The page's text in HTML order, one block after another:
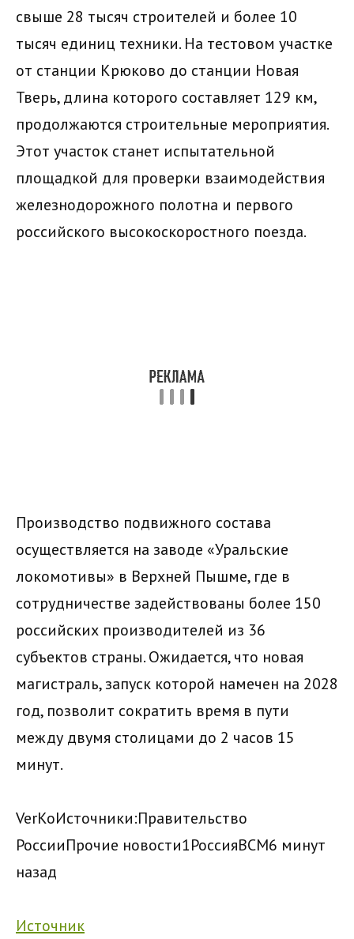
свыше 28 тысяч строителей и более 10
тысяч единиц техники. На тестовом участке
от станции Крюково до станции Новая
Тверь, длина которого составляет 129 км,
продолжаются строительные мероприятия.
Этот участок станет испытательной
площадкой для проверки взаимодействия
железнодорожного полотна и первого
российского высокоскоростного поезда.
Производство подвижного состава
осуществляется на заводе «Уральские
локомотивы» в Верхней Пышме, где в
сотрудничестве задействованы более 150
российских производителей из 36
субъектов страны. Ожидается, что новая
магистраль, запуск которой намечен на 2028
год, позволит сократить время в пути
между двумя столицами до 2 часов 15
минут.
VerKoИсточники:Правительство
РоссииПрочие новости1РоссияВСМ6 минут
назад
Источник